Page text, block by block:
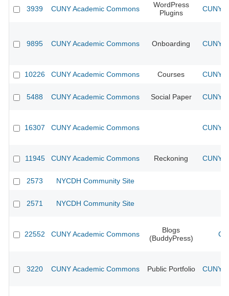
3939 CUNY Academic Commons
WordPress
Plugins
CUNY
9895 CUNY Academic Commons Onboarding CUNY
10226 CUNY Academic Commons Courses CUNY
5488 CUNY Academic Commons Social Paper CUNY
16307 CUNY Academic Commons CUNY
11945 CUNY Academic Commons Reckoning CUNY
2573 NYCDH Community Site
2571 NYCDH Community Site
22552 CUNY Academic Commons
Blogs
(BuddyPress)
3220 CUNY Academic Commons Public Portfolio CUNY